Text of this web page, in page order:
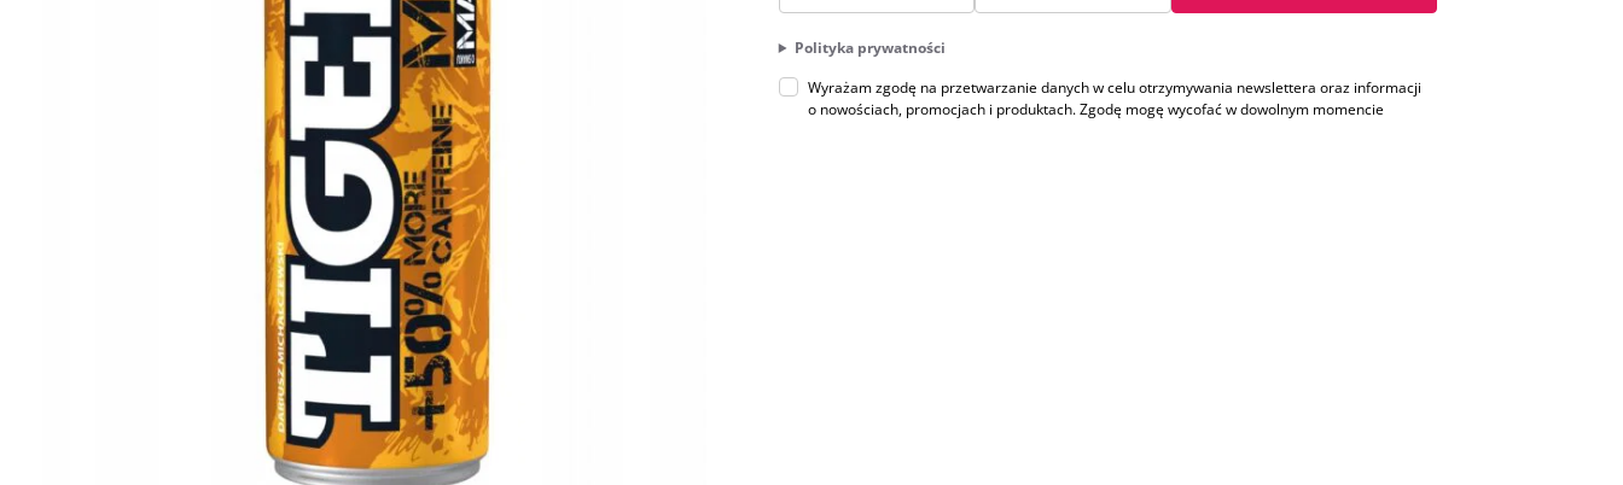
Polityka prywatności
Wyrażam zgodę na przetwarzanie danych w celu otrzymywania newslettera oraz informacji
o nowościach, promocjach i produktach. Zgodę mogę wycofać w dowolnym momencie